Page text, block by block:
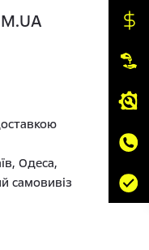
Одеса,
самовивіз